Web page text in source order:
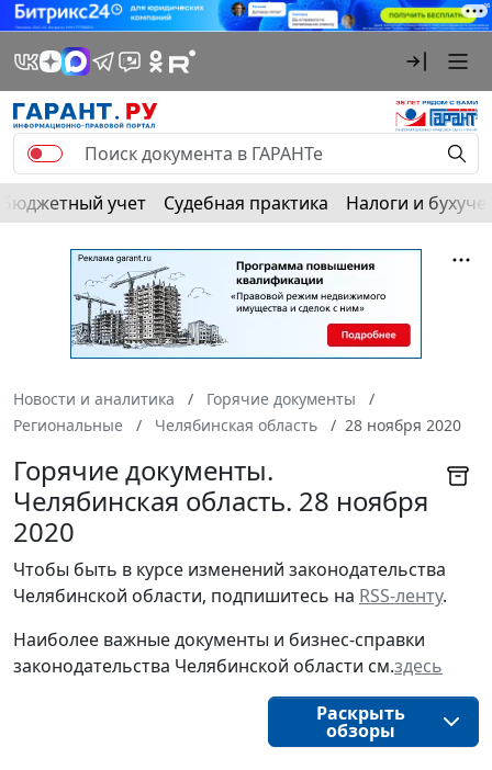
Бюджетный учет Судебная практика Налоги и
Новости и аналитика
Горячие документы
Региональные
Челябинская область 28 ноября 2020
Горячие документы.
Челябинская область. 28 ноября
2020
Чтобы быть в курсе изменений законодательства
Челябинской области, подпишитесь на RSS-ленту.
Наиболее важные документы и бизнес-справки
законодательства Челябинской области см.здесь
Раскрыть
обзоры